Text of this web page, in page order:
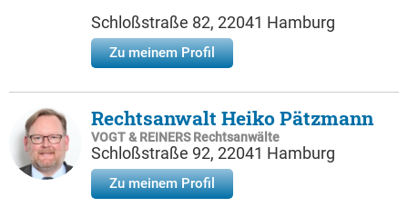
Schloßstraße 82, 22041 Hamburg
Zu meinem Profil
Rechtsanwalt Heiko Pätzmann
VOGT & REINERS Rechtsanwälte
Schloßstraße 92, 22041 Hamburg
Zu meinem Profil